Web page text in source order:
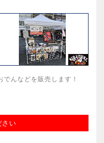
んなどを販売します！
さい